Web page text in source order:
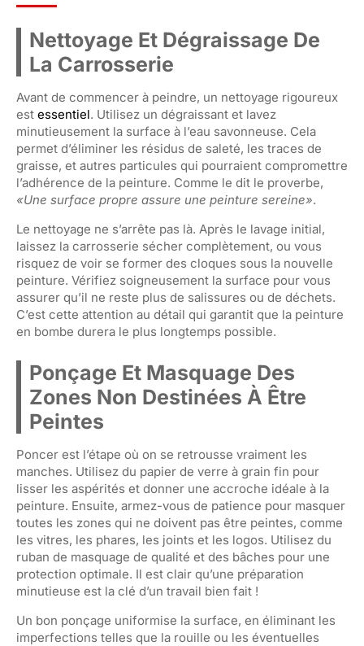
Nettoyage Et Dégraissage De
La Carrosserie
Avant de commencer à peindre, un nettoyage rigoureux
est essentiel. Utilisez un dégraissant et lavez
minutieusement la surface à l’eau savonneuse. Cela
permet d’éliminer les résidus de saleté, les traces de
graisse, et autres particules qui pourraient compromettre
l’adhérence de la peinture. Comme le dit le proverbe,
«Une surface propre assure une peinture sereine».
Le nettoyage ne s’arrête pas là. Après le lavage initial,
laissez la carrosserie sécher complètement, ou vous
risquez de voir se former des cloques sous la nouvelle
peinture. Vérifiez soigneusement la surface pour vous
assurer qu’il ne reste plus de salissures ou de déchets.
C’est cette attention au détail qui garantit que la peinture
en bombe durera le plus longtemps possible.
Ponçage Et Masquage Des
Zones Non Destinées À Être
Peintes
Poncer est l’étape où on se retrousse vraiment les
manches. Utilisez du papier de verre à grain fin pour
lisser les aspérités et donner une accroche idéale à la
peinture. Ensuite, armez-vous de patience pour masquer
toutes les zones qui ne doivent pas être peintes, comme
les vitres, les phares, les joints et les logos. Utilisez du
ruban de masquage de qualité et des bâches pour une
protection optimale. Il est clair qu’une préparation
minutieuse est la clé d’un travail bien fait !
Un bon ponçage uniformise la surface, en éliminant les
imperfections telles que la rouille ou les éventuelles